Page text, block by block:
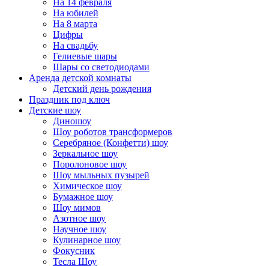
На 14 февраля
На юбилей
На 8 марта
Цифры
На свадьбу
Гелиевые шары
Шары со светодиодами
Аренда детской комнаты
Детский день рождения
Праздник под ключ
Детские шоу
Диношоу
Шоу роботов трансформеров
Серебряное (Конфетти) шоу
Зеркальное шоу
Поролоновое шоу
Шоу мыльных пузырей
Химическое шоу
Бумажное шоу
Шоу мимов
Азотное шоу
Научное шоу
Кулинарное шоу
Фокусник
Тесла Шоу